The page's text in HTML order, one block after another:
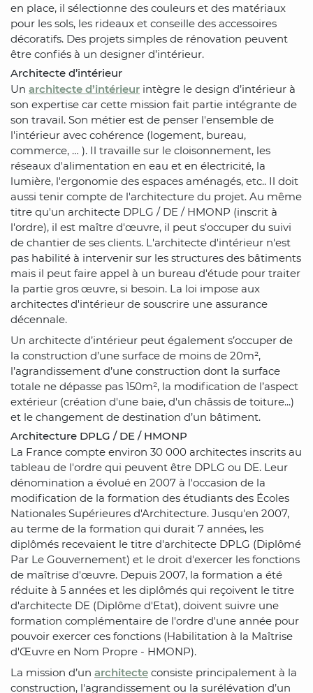
en place, il sélectionne des couleurs et des matériaux
pour les sols, les rideaux et conseille des accessoires
décoratifs. Des projets simples de rénovation peuvent
être confiés à un designer d’intérieur.
Architecte d’intérieur
Un architecte d’intérieur intègre le design d’intérieur à
son expertise car cette mission fait partie intégrante de
son travail. Son métier est de penser l'ensemble de
l'intérieur avec cohérence (logement, bureau,
commerce, … ). Il travaille sur le cloisonnement, les
réseaux d'alimentation en eau et en électricité, la
lumière, l'ergonomie des espaces aménagés, etc.. Il doit
aussi tenir compte de l'architecture du projet. Au même
titre qu'un architecte DPLG / DE / HMONP (inscrit à
l'ordre), il est maître d'œuvre, il peut s'occuper du suivi
de chantier de ses clients. L'architecte d'intérieur n'est
pas habilité à intervenir sur les structures des bâtiments
mais il peut faire appel à un bureau d'étude pour traiter
la partie gros œuvre, si besoin. La loi impose aux
architectes d'intérieur de souscrire une assurance
décennale.
Un architecte d’intérieur peut également s’occuper de
la construction d’une surface de moins de 20m²,
l’agrandissement d’une construction dont la surface
totale ne dépasse pas 150m², la modification de l’aspect
extérieur (création d'une baie, d'un châssis de toiture...)
et le changement de destination d’un bâtiment.
Architecture DPLG / DE / HMONP
La France compte environ 30 000 architectes inscrits au
tableau de l'ordre qui peuvent être DPLG ou DE. Leur
dénomination a évolué en 2007 à l'occasion de la
modification de la formation des étudiants des Écoles
Nationales Supérieures d'Architecture. Jusqu'en 2007,
au terme de la formation qui durait 7 années, les
diplômés recevaient le titre d'architecte DPLG (Diplômé
Par Le Gouvernement) et le droit d'exercer les fonctions
de maîtrise d'œuvre. Depuis 2007, la formation a été
réduite à 5 années et les diplômés qui reçoivent le titre
d'architecte DE (Diplôme d'Etat), doivent suivre une
formation complémentaire de l'ordre d'une année pour
pouvoir exercer ces fonctions (Habilitation à la Maîtrise
d'Œuvre en Nom Propre - HMONP).
La mission d’un architecte consiste principalement à la
construction, l'agrandissement ou la surélévation d’un